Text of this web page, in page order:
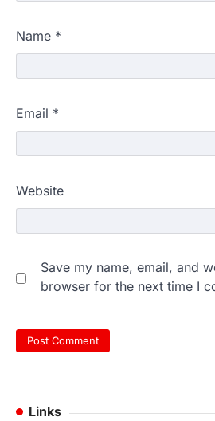
Name *
Email *
Website
Save my name, email, and
browser for the next time I
Links